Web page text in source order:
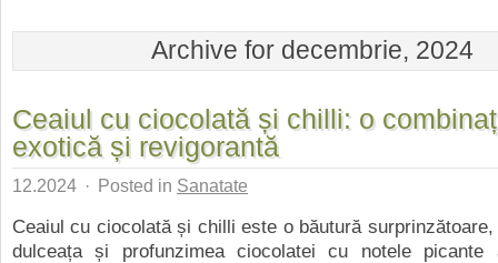
Archive for decembrie, 2024
Ceaiul cu ciocolată și chilli: o
exotică și revigorantă
12.2024 · Posted in Sanatate
Ceaiul cu ciocolată și chilli este o băutură
dulceața și profunzimea ciocolatei cu notele picante